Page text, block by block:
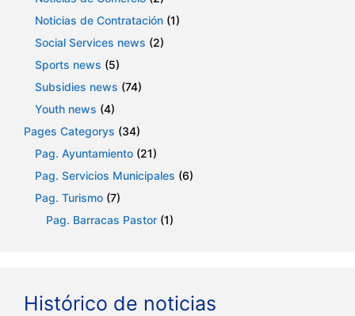
Noticias de Contratación (1)
Social Services news (2)
Sports news (5)
Subsidies news (74)
Youth news (4)
Pages Categorys (34)
Pag. Ayuntamiento (21)
Pag. Servicios Municipales (6)
Pag. Turismo (7)
Pag. Barracas Pastor (1)
Histórico de noticias